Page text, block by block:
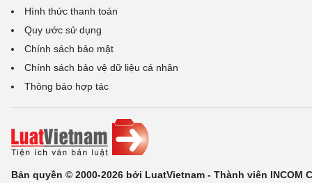
Hình thức thanh toán
Quy ước sử dụng
Chính sách bảo mật
Chính sách bảo vệ dữ liệu cá nhân
Thông báo hợp tác
Bản quyền © 2000-2026 bởi LuatVietnam - Thành viên INCOM